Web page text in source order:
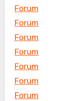
Forum
Forum
Forum
Forum
Forum
Forum
Forum